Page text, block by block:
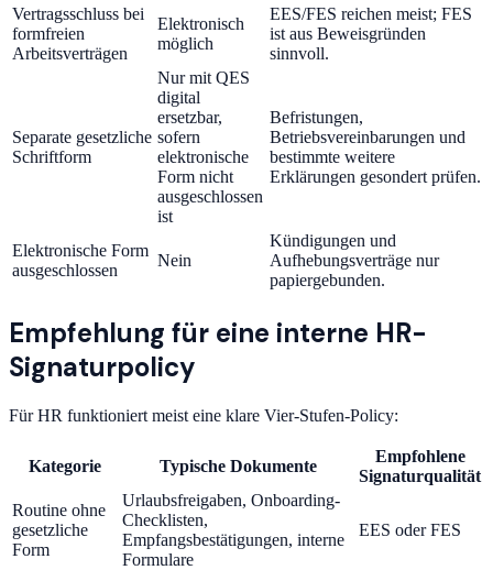
Vertragsschluss bei
formfreien
Arbeitsverträgen
Elektronisch
möglich
EES/FES reichen meist; FES
ist aus Beweisgründen
sinnvoll.
Separate gesetzliche
Schriftform
Nur mit QES
digital
ersetzbar,
sofern
elektronische
Form nicht
ausgeschlossen
ist
Befristungen,
Betriebsvereinbarungen und
bestimmte weitere
Erklärungen gesondert prüfen.
Elektronische Form
ausgeschlossen
Nein
Kündigungen und
Aufhebungsverträge nur
papiergebunden.
Empfehlung für eine interne HR-
Signaturpolicy
Für HR funktioniert meist eine klare Vier-Stufen-Policy:
Kategorie Typische Dokumente
Empfohlene
Signaturqualität
Routine ohne
gesetzliche
Form
Urlaubsfreigaben, Onboarding-
Checklisten,
Empfangsbestätigungen, interne
Formulare
EES oder FES